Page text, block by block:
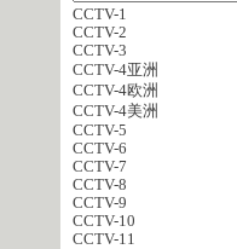
CCTV-1
CCTV-2
CCTV-3
CCTV-4亚洲
CCTV-4欧洲
CCTV-4美洲
CCTV-5
CCTV-6
CCTV-7
CCTV-8
CCTV-9
CCTV-10
CCTV-11